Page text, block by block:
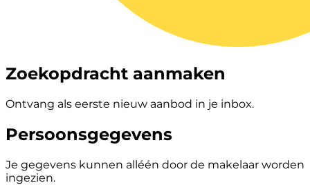
Zoekopdracht aanmaken
Ontvang als eerste nieuw aanbod in je inbox.
Persoonsgegevens
Je gegevens kunnen alléén door de makelaar worden
ingezien.